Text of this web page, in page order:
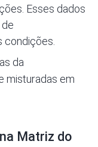
Esses dados
da
misturadas em
Matriz do